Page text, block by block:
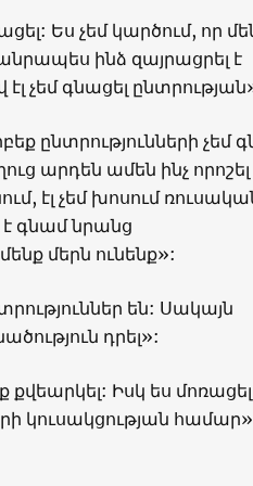
Ես չեմ կարծում, որ
ինձ զայրացրել է
չեմ գնացել
ընտրությունների չեմ
արդեն ամեն ինչ որոշել
էլ չեմ խոսում
գնամ նրանց
մերն ունենք»:
են: Սակայն
դրել»:
Իսկ ես մոռացել
կուսակցության